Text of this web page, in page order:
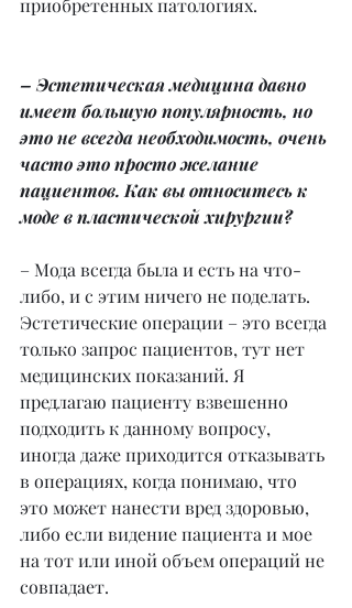
приобретенных патологиях.
– Эстетическая медицина давно
имеет большую популярность, но
это не всегда необходимость, очень
часто это просто желание
пациентов. Как вы относитесь к
моде в пластической хирургии?
– Мода всегда была и есть на что-
либо, и с этим ничего не поделать.
Эстетические операции – это всегда
только запрос пациентов, тут нет
медицинских показаний. Я
предлагаю пациенту взвешенно
подходить к данному вопросу,
иногда даже приходится отказывать
в операциях, когда понимаю, что
это может нанести вред здоровью,
либо если видение пациента и мое
на тот или иной объем операций не
совпадает.